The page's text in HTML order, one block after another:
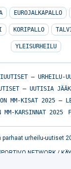
EUROJALKAPALLO
KORIPALLO
YLEISURHEILU
– URHEILU-
– UUTISIA
MM-KISAT 2025 –
MM-KARSINNAT 2025
parhaat urheilu-uutiset
NETWORK /